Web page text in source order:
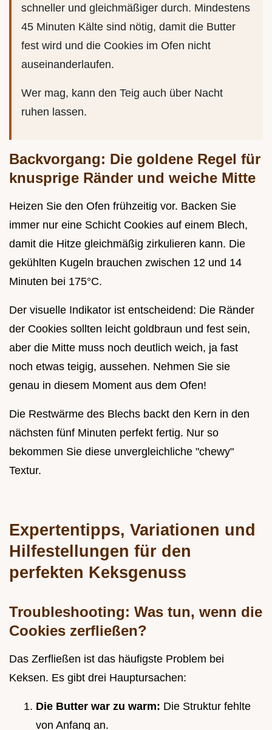
schneller und gleichmäßiger durch. Mindestens
45 Minuten Kälte sind nötig, damit die Butter
fest wird und die Cookies im Ofen nicht
auseinanderlaufen.
Wer mag, kann den Teig auch über Nacht
ruhen lassen.
Backvorgang: Die goldene Regel für
knusprige Ränder und weiche Mitte
Heizen Sie den Ofen frühzeitig vor. Backen Sie
immer nur eine Schicht Cookies auf einem Blech,
damit die Hitze gleichmäßig zirkulieren kann. Die
gekühlten Kugeln brauchen zwischen 12 und 14
Minuten bei 175°C.
Der visuelle Indikator ist entscheidend: Die Ränder
der Cookies sollten leicht goldbraun und fest sein,
aber die Mitte muss noch deutlich weich, ja fast
noch etwas teigig, aussehen. Nehmen Sie sie
genau in diesem Moment aus dem Ofen!
Die Restwärme des Blechs backt den Kern in den
nächsten fünf Minuten perfekt fertig. Nur so
bekommen Sie diese unvergleichliche "chewy"
Textur.
Expertentipps, Variationen und
Hilfestellungen für den
perfekten Keksgenuss
Troubleshooting: Was tun, wenn die
Cookies zerfließen?
Das Zerfließen ist das häufigste Problem bei
Keksen. Es gibt drei Hauptursachen:
Die Butter war zu warm: Die Struktur fehlte
von Anfang an.